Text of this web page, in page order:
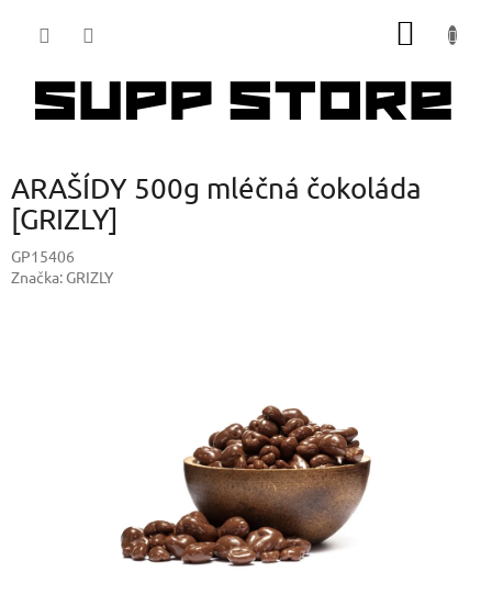
ARAŠÍDY 500g mléčná čokoláda
[GRIZLY]
GP15406
Značka: GRIZLY